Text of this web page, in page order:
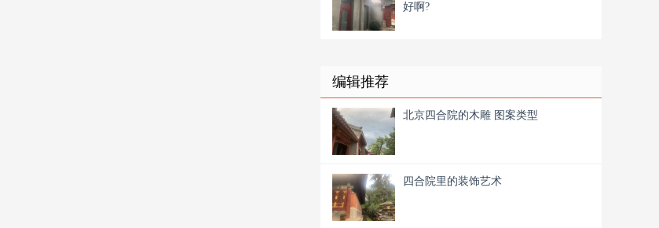
好啊?
编辑推荐
北京四合院的木雕 图案类型
四合院里的装饰艺术